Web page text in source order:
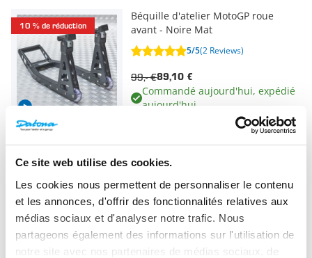
Ce site web utilise des cookies.
Les cookies nous permettent de personnaliser le contenu
et les annonces, d'offrir des fonctionnalités relatives aux
médias sociaux et d'analyser notre trafic. Nous
partageons également des informations sur l'utilisation de
notre site avec nos partenaires de médias sociaux, de
10 % de réduction
Béquille d'atelier MotoGP roue
avant - Noire Mat
5/5(2 Reviews)
89,10 €
99,- €
Commandé aujourd'hui, expédié
aujourd'hui
10 % de réduction
Béquille d'atelier Xtreme rouge roue
avant - support fourche
5/5(8 Reviews)
119,- €
Commandé aujourd'hui, expédié
aujourd'hui